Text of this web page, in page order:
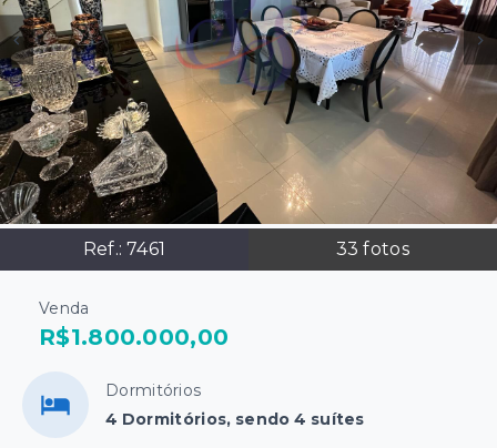
Ref.: 7461 33 fotos
Venda
R$1.800.000,00
Dormitórios
4 Dormitórios, sendo 4 suítes